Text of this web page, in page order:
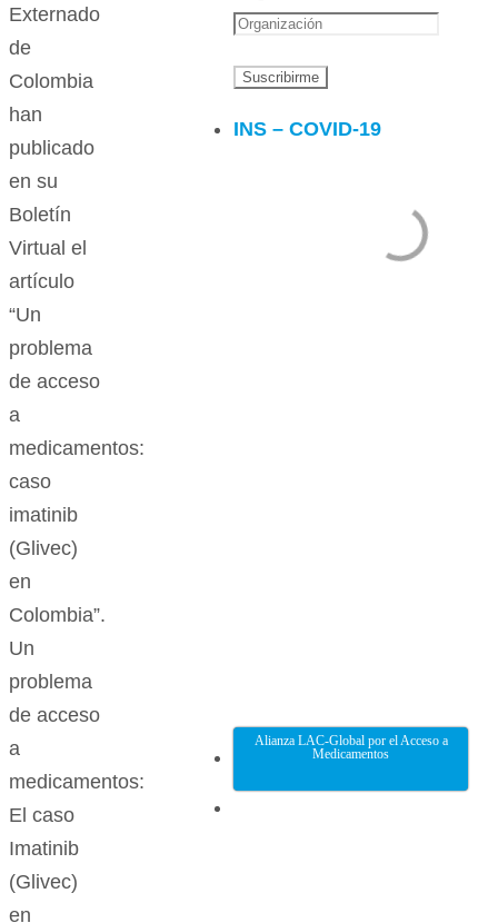
Externado
de
Colombia
han
publicado
en su
Boletín
Virtual el
artículo
“Un
problema
de acceso
a
medicamentos:
caso
imatinib
(Glivec)
en
Colombia”.
Un
problema
de acceso
a
medicamentos:
El caso
Imatinib
(Glivec)
en
INS – COVID-19
Alianza LAC-Global por el Acceso a
Medicamentos